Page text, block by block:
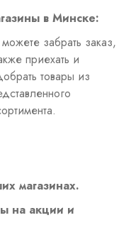
в Минске:
забрать заказ,
приехать и
товары из
магазинах.
на акции и